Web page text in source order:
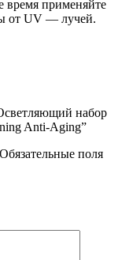
время применяйте
от UV — лучей.
набор
Anti-Aging”
Обязательные поля